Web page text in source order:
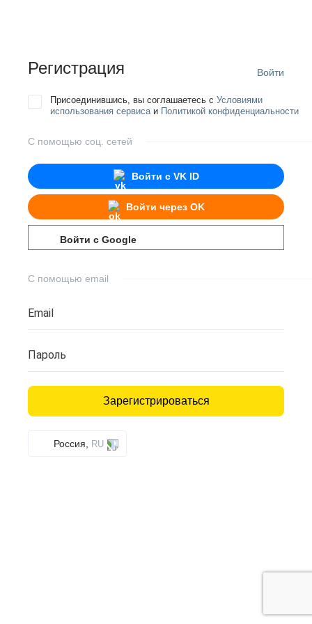
Регистрация Войти
Присоединившись, вы соглашаетесь с Условиями
использования сервисаи Политикой конфиденциальности
С помощью соц. сетей
Войти с VK ID
Войти через OK
Войти с Google
С помощью email
Email
Пароль
Зарегистрироваться
Россия, RU